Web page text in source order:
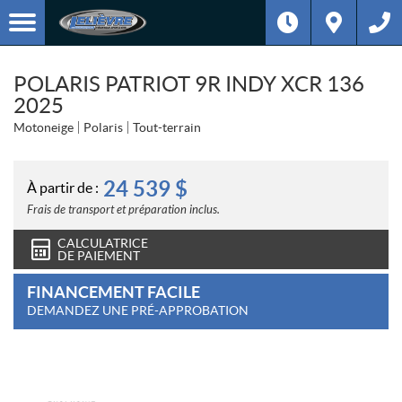
POLARIS PATRIOT 9R INDY XCR 136
2025
Motoneige Polaris Tout-terrain
À partir de : 24 539 $
Frais de transport et préparation inclus.
CALCULATRICE
DE PAIEMENT
FINANCEMENT FACILE
DEMANDEZ UNE PRÉ-APPROBATION